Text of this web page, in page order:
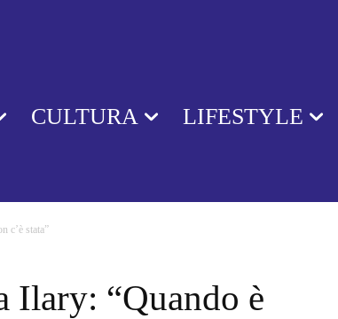
CULTURA LIFESTYLE
c’è stata”
Ilary: “Quando è